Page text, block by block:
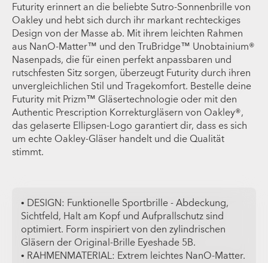
Futurity erinnert an die beliebte Sutro-Sonnenbrille von
Oakley und hebt sich durch ihr markant rechteckiges
Design von der Masse ab. Mit ihrem leichten Rahmen
aus NanO-Matter™ und den TruBridge™ Unobtainium®
Nasenpads, die für einen perfekt anpassbaren und
rutschfesten Sitz sorgen, überzeugt Futurity durch ihren
unvergleichlichen Stil und Tragekomfort. Bestelle deine
Futurity mit Prizm™ Gläsertechnologie oder mit den
Authentic Prescription Korrekturgläsern von Oakley®,
das gelaserte Ellipsen-Logo garantiert dir, dass es sich
um echte Oakley-Gläser handelt und die Qualität
stimmt.
• DESIGN: Funktionelle Sportbrille - Abdeckung,
Sichtfeld, Halt am Kopf und Aufprallschutz sind
optimiert. Form inspiriert von den zylindrischen
Gläsern der Original-Brille Eyeshade 5B.
• RAHMENMATERIAL: Extrem leichtes NanO-Matter.